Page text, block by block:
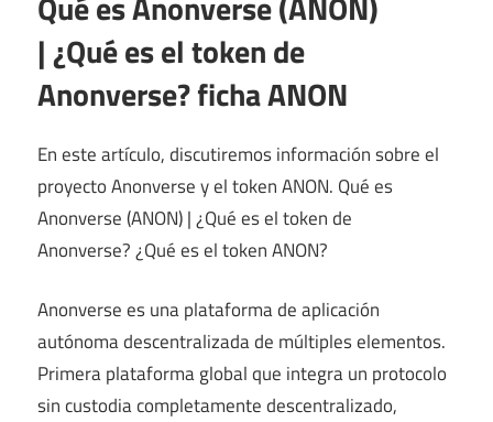
| ¿Qué es el token de
Anonverse? ficha ANON
En este artículo, discutiremos información sobre el
proyecto Anonverse y el token ANON. Qué es
Anonverse (ANON) | ¿Qué es el token de
Anonverse? ¿Qué es el token ANON?
Anonverse es una plataforma de aplicación
autónoma descentralizada de múltiples elementos.
Primera plataforma global que integra un protocolo
sin custodia completamente descentralizado,